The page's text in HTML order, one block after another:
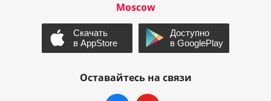
Moscow
Оставайтесь на связи